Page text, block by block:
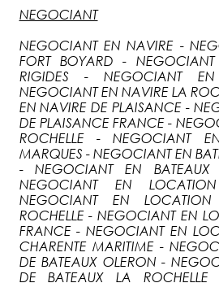
NEGOCIANT
NEGOCIANT EN NAVIRE -
FORT BOYARD -
RIGIDES - NEGOCIANT
NEGOCIANT EN NAVIRE LA
EN NAVIRE DE PLAISANCE -
DE PLAISANCE FRANCE -
ROCHELLE - NEGOCIANT
MARQUES - NEGOCIANT EN
- NEGOCIANT EN BATEAUX
NEGOCIANT EN
NEGOCIANT EN
ROCHELLE - NEGOCIANT EN
FRANCE - NEGOCIANT EN
CHARENTE MARITIME -
DE BATEAUX OLERON -
DE BATEAUX LA